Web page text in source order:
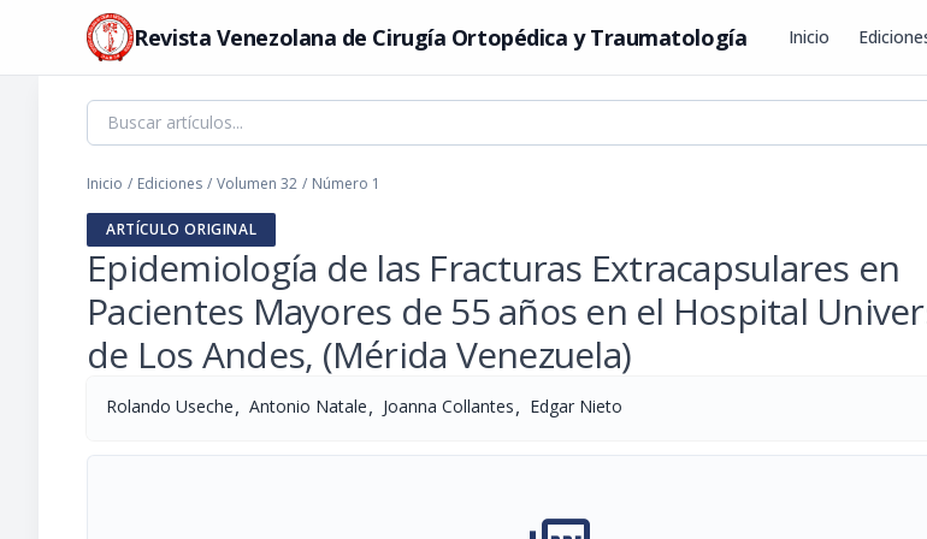
Revista Venezolana de Cirugía Ortopédica y Traumatología Inicio
Inicio / Ediciones / Volumen 32 / Número 1
ARTÍCULO ORIGINAL
Epidemiología de las Fracturas Extracapsulares en
Pacientes Mayores de 55 años en el Hospital
de Los Andes, (Mérida Venezuela)
Rolando Useche, Antonio Natale, Joanna Collantes, Edgar Nieto